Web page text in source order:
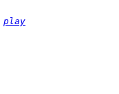
play